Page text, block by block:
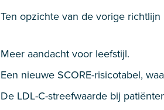
Ten opzichte van de vorige
Meer aandacht voor leefstijl.
Een nieuwe SCORE-risicotabel,
De LDL-C-streefwaarde bij